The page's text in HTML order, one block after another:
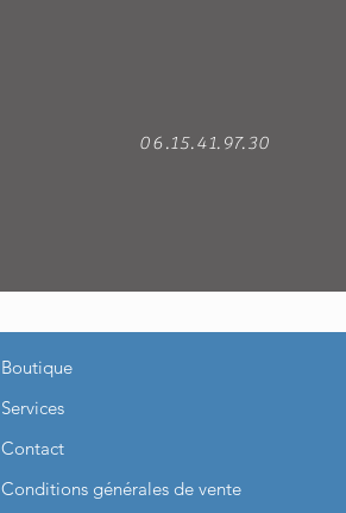
06.15.41.97.30
Boutique
Services
Contact
Conditions générales de vente